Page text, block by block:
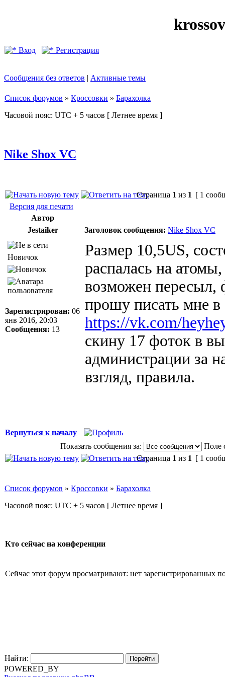
Вход Регистрация
Сообщения без ответов | Активные темы
Список форумов » Кроссовки » Барахолка
Часовой пояс: UTC + 5 часов [ Летнее время ]
Nike Shox VC
Страница 1 из 1 [ 1
Версия для печати
Автор
Jestaiker
Заголовок сообщения: Nike Shox VC
Новичок
Зарегистрирован: 06
янв 2016, 20:03
Сообщения: 13
Размер 10,5US,
распалась на
возможен пересыл,
прошу писать мне в
https://vk.com/
скину 17 фоток в
администрации за
взгляд, правила.
Вернуться к началу
Показать сообщения за:
Поле
Страница 1 из 1 [ 1
Список форумов » Кроссовки » Барахолка
Часовой пояс: UTC + 5 часов [ Летнее время ]
Кто сейчас на конференции
Сейчас этот форум просматривают: нет зарегистрированных
Найти:
POWERED_BY